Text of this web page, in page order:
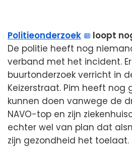
Politieonderzoek
loopt
De politie heeft nog
verband met het incident.
buurtonderzoek verricht in
Keizerstraat. Pim heeft nog
kunnen doen vanwege de
NAVO-top en zijn
echter wel van plan dat
zijn gezondheid het toelaat.